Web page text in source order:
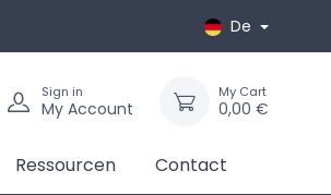
De
Sign in
My Account
My Cart
0,00 €
Ressourcen Contact